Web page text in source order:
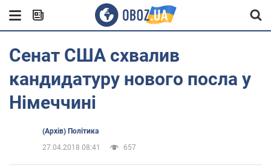
Сенат США схвалив
кандидатуру нового посла у
Німеччині
(Архів) Політика
27.04.2018 08:41
657